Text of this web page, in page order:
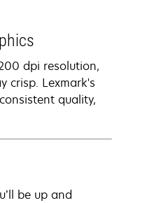
dpi resolution,
crisp. Lexmark's
quality,
be up and